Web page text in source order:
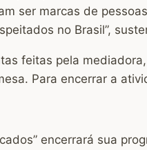
ser marcas de
no Brasil”,
feitas pela
Para encerrar a
encerrará sua